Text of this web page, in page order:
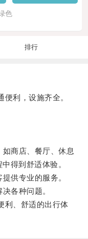
色
排行
利，设施齐全。
商店、餐厅、休息
得到舒适体验。
供专业的服务。
各种问题。
、舒适的出行体